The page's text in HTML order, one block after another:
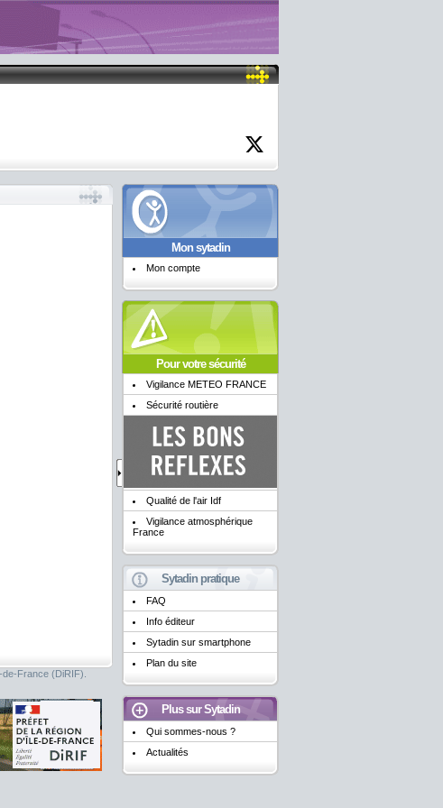
Mon sytadin
Mon compte
Pour votre sécurité
Vigilance METEO FRANCE
Sécurité routière
Qualité de l'air Idf
Vigilance atmosphérique
France
Sytadin pratique
FAQ
Info éditeur
Sytadin sur smartphone
Plan du site
Plus sur Sytadin
Qui sommes-nous ?
Actualités
France (DiRIF).